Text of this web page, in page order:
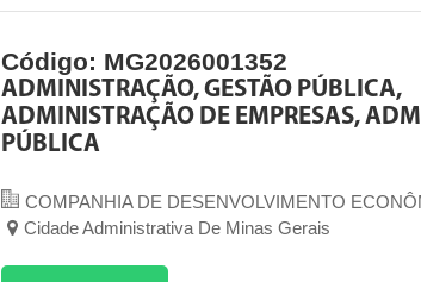
Código: MG2026001352
ADMINISTRAÇÃO, GESTÃO PÚBLICA,
ADMINISTRAÇÃO DE EMPRESAS,
PÚBLICA
COMPANHIA DE DESENVOLVIMENTO
Cidade Administrativa De Minas Gerais